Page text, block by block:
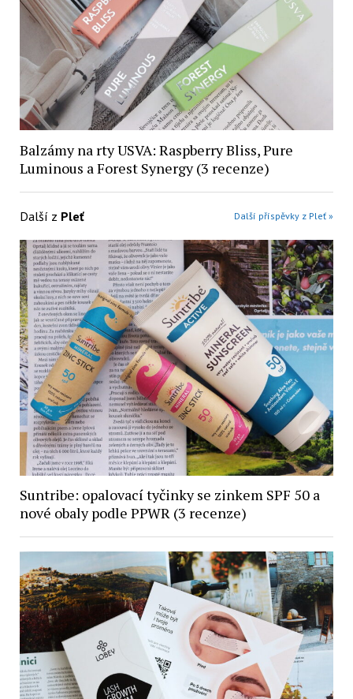
Balzámy na rty USVA: Raspberry Bliss, Pure
Luminous a Forest Synergy (3 recenze)
Další z Pleť Další příspěvky z Pleť »
Suntribe: opalovací tyčinky se zinkem SPF 50 a
nové obaly podle PPWR (3 recenze)